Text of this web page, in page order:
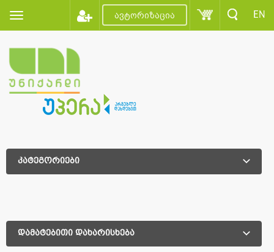
ავტორიზაცია EN
კატეგორიები
დამატებითი დახარისხება